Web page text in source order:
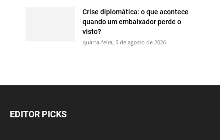
Crise diplomática: o que acontece
quando um embaixador perde o
visto?
quarta-feira, 5 de agosto de 2026
EDITOR PICKS